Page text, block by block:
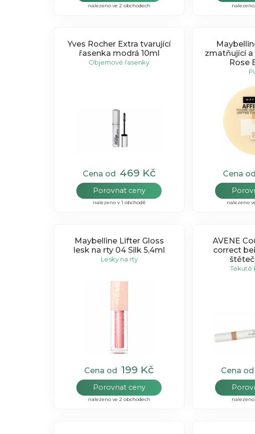
nalezeno ve 2 obchodech nalezeno
Yves Rocher Extra tvarující
řasenka modrá 10ml
Objemové řasenky
Cena od 469 Kč
Porovnat ceny
nalezeno v 1 obchodě
zmatňující a
Rose
Cena od
nalezeno
Maybelline Lifter Gloss
lesk na rty 04 Silk 5,4ml
Lesky na rty
Cena od 199 Kč
Porovnat ceny
nalezeno ve 2 obchodech
AVENE
correct
Tekuté
Cena od
nalezeno